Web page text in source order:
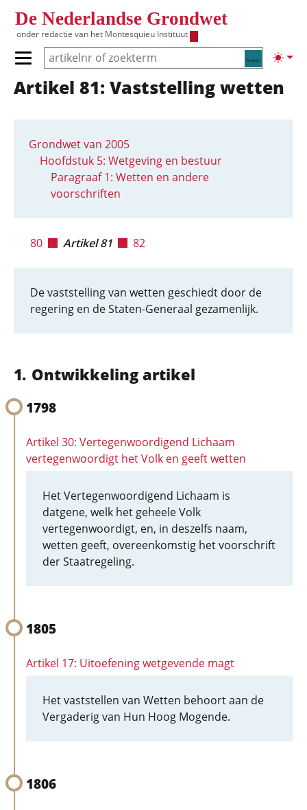
De Nederlandse Grondwet
onder redactie van het Montesquieu Instituut
Zoeken
Primair menu tonen/verbergen
Hoofdnavigatie
Artikel 81: Vaststelling wetten
Grondwet van 2005
Hoofdstuk 5: Wetgeving en bestuur
Paragraaf 1: Wetten en andere
voorschriften
80 Artikel 81 82
De vaststelling van wetten geschiedt door de
regering en de Staten-Generaal gezamenlijk.
Ontwikkeling artikel
1798
Artikel 30: Vertegenwoordigend Lichaam
vertegenwoordigt het Volk en geeft wetten
Het Vertegenwoordigend Lichaam is
datgene, welk het geheele Volk
vertegenwoordigt, en, in deszelfs naam,
wetten geeft, overeenkomstig het voorschrift
der Staatregeling.
1805
Artikel 17: Uitoefening wetgevende magt
Het vaststellen van Wetten behoort aan de
Vergaderig van Hun Hoog Mogende.
1806